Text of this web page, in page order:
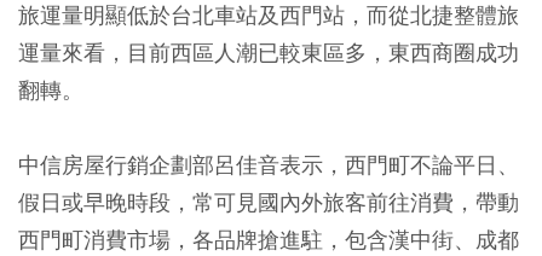
旅運量明顯低於台北車站及西門站，而從北捷整體旅
運量來看，目前西區人潮已較東區多，東西商圈成功
翻轉。
中信房屋行銷企劃部呂佳音表示，西門町不論平日、
假日或早晚時段，常可見國內外旅客前往消費，帶動
西門町消費市場，各品牌搶進駐，包含漢中街、成都